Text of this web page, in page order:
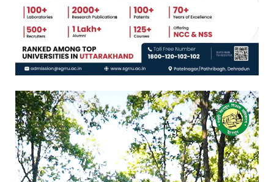
Video
Player